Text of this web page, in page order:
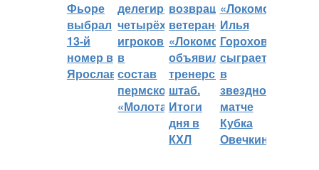
Фьоре
выбрал
13-й
номер в
Ярославле
делегировал
четырёх
игроков
в
состав
пермского
«Молота»
возвращает
ветеранов,
«Локомотив»
объявил
тренерский
штаб.
Итоги
дня в
КХЛ
«Локомотива»
Илья
Горохов
сыграет
в
звездном
матче
Кубка
Овечкина